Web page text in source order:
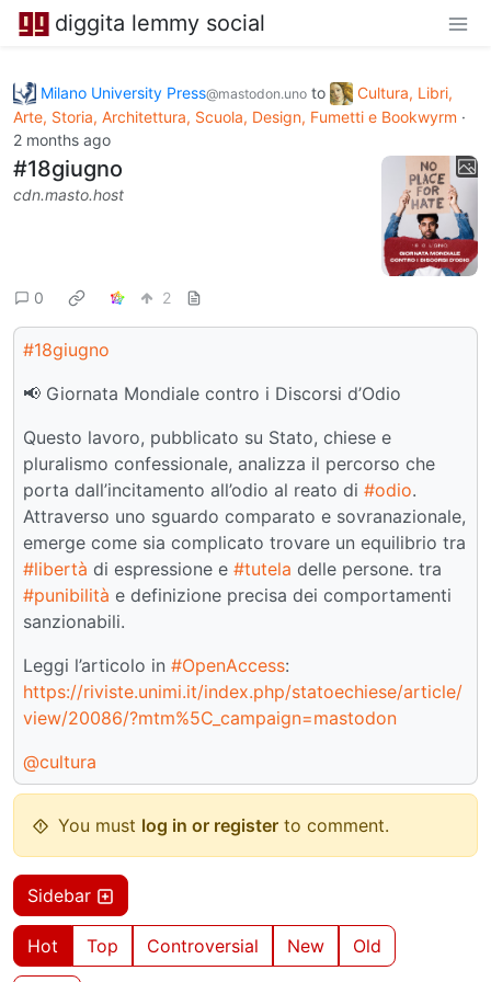
diggita lemmy social
Milano University Press@mastodon.uno to
Cultura, Libri,
Arte, Storia, Architettura, Scuola, Design, Fumetti e Bookwyrm ·
2 months ago
#18giugno
cdn.masto.host
0 2
#18giugno
📢 Giornata Mondiale contro i Discorsi d’Odio
Questo lavoro, pubblicato su Stato, chiese e
pluralismo confessionale, analizza il percorso che
porta dall’incitamento all’odio al reato di #odio.
Attraverso uno sguardo comparato e sovranazionale,
emerge come sia complicato trovare un equilibrio tra
#libertà di espressione e #tutela delle persone. tra
#punibilità e definizione precisa dei comportamenti
sanzionabili.
Leggi l’articolo in #OpenAccess:
https://riviste.unimi.it/index.php/statoechiese/article/
view/20086/?mtm%5C_campaign=mastodon
@cultura
You must log in or register to comment.
Sidebar
Hot Top Controversial New Old